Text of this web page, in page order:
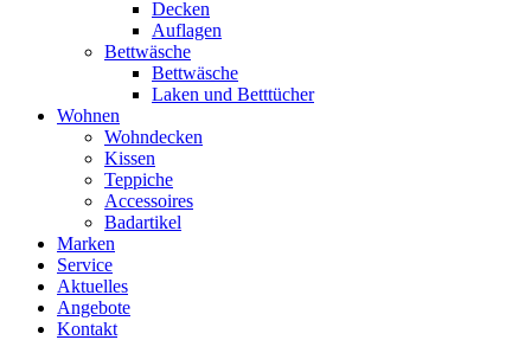
Decken
Auflagen
Bettwäsche
Bettwäsche
Laken und Betttücher
Wohnen
Wohndecken
Kissen
Teppiche
Accessoires
Badartikel
Marken
Service
Aktuelles
Angebote
Kontakt